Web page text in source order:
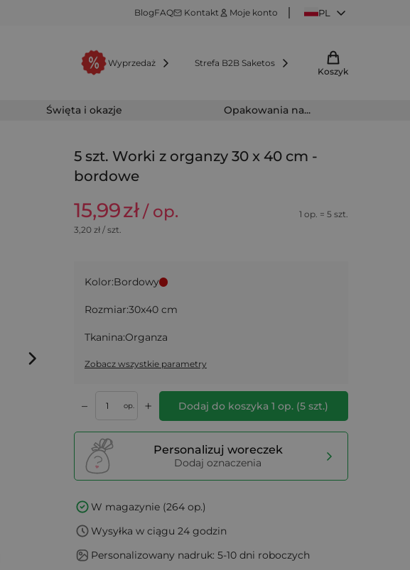
BlogFAQ Kontakt Moje konto PL
Wyprzedaż
Strefa B2B Saketos
Koszyk
Święta i okazje Opakowania na...
5 szt. Worki z organzy 30 x 40 cm -
bordowe
15,99zł/ op.
1 op. = 5 szt.
3,20zł / szt.
Kolor:Bordowy
Rozmiar:30x40 cm
Tkanina:Organza
Zobacz wszystkie parametry
– op. + Dodaj do koszyka1 op. (5 szt.)
Personalizuj woreczek
Dodaj oznaczenia
W magazynie (264 op.)
Wysyłka w ciągu 24 godzin
Personalizowany nadruk: 5-10 dni roboczych